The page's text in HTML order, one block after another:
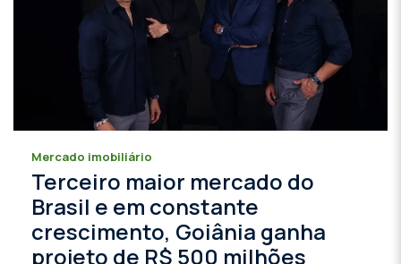
Mercado imobiliário
Terceiro maior mercado do
Brasil e em constante
crescimento, Goiânia ganha
projeto de R$ 500 milhões